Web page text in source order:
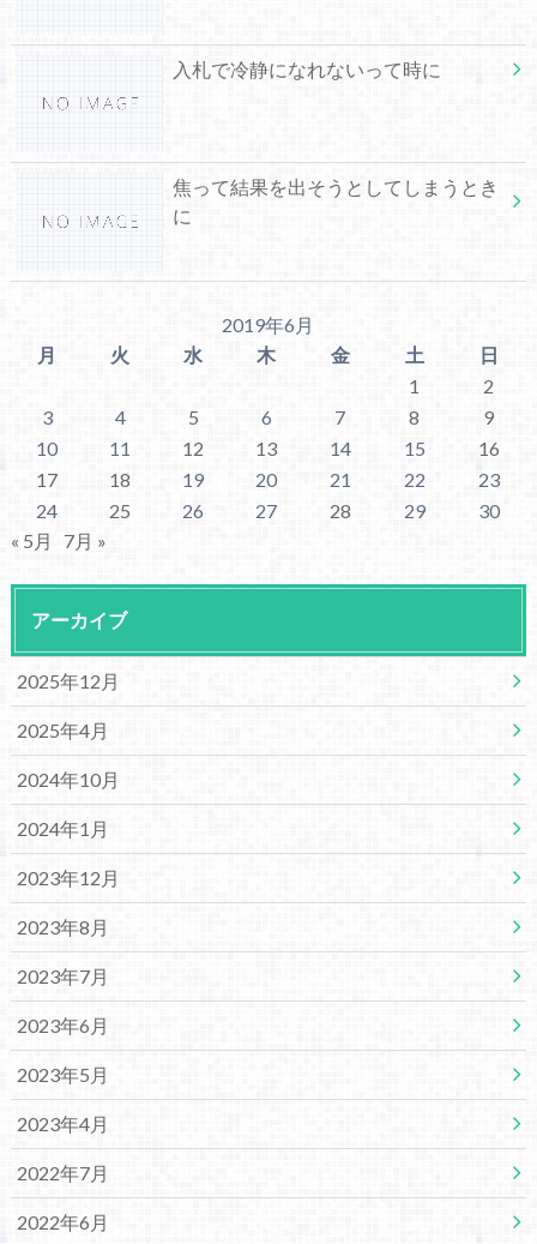
入札で冷静になれないって時に
焦って結果を出そうとしてしまうとき
に
2019年6月
月
火 水 木 金 土
日
1
2
3
4 5 6 7 8
9
10
11 12 13 14 15
16
17
18 19 20 21 22
23
24
25 26 27 28 29
30
« 5月
7月 »
アーカイブ
2025年12月
2025年4月
2024年10月
2024年1月
2023年12月
2023年8月
2023年7月
2023年6月
2023年5月
2023年4月
2022年7月
2022年6月